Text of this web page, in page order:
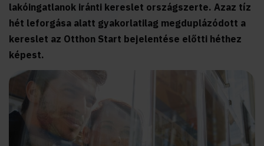
lakóingatlanok iránti kereslet országszerte. Azaz tíz
hét leforgása alatt gyakorlatilag megduplázódott a
kereslet az Otthon Start bejelentése előtti héthez
képest.